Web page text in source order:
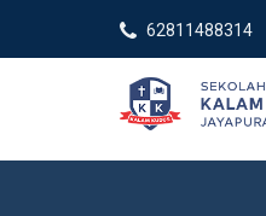
62811488314